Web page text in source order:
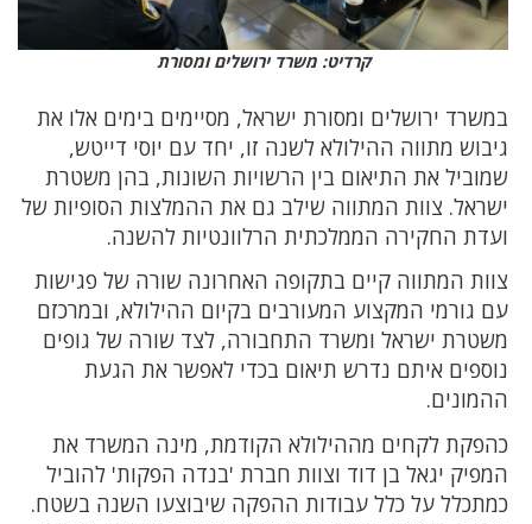
קרדיט: משרד ירושלים ומסורת
במשרד ירושלים ומסורת ישראל, מסיימים בימים אלו את
גיבוש מתווה ההילולא לשנה זו, יחד עם יוסי דייטש,
שמוביל את התיאום בין הרשויות השונות, בהן משטרת
ישראל. צוות המתווה שילב גם את ההמלצות הסופיות של
ועדת החקירה הממלכתית הרלוונטיות להשנה.
צוות המתווה קיים בתקופה האחרונה שורה של פגישות
עם גורמי המקצוע המעורבים בקיום ההילולא, ובמרכזם
משטרת ישראל ומשרד התחבורה, לצד שורה של גופים
נוספים איתם נדרש תיאום בכדי לאפשר את הגעת
ההמונים.
כהפקת לקחים מההילולא הקודמת, מינה המשרד את
המפיק יגאל בן דוד וצוות חברת 'בנדה הפקות' להוביל
כמתכלל על כלל עבודות ההפקה שיבוצעו השנה בשטח.